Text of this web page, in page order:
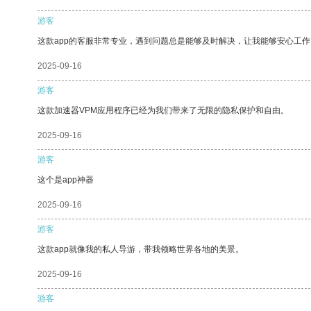
游客
这款app的客服非常专业，遇到问题总是能够及时解决，让我能够安心工
2025-09-16
游客
这款加速器VPM应用程序已经为我们带来了无限的隐私保护和自由。
2025-09-16
游客
这个是app神器
2025-09-16
游客
这款app就像我的私人导游，带我领略世界各地的美景。
2025-09-16
游客